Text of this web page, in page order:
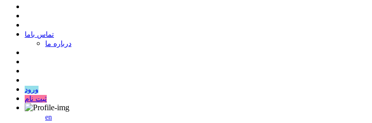
ﺗﻤﺎﺱ ﺑﺎﻣﺎ
درباره ما
ورود
ثبت نام
en